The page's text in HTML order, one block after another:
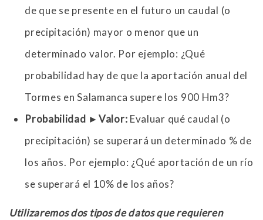
de que se presente en el futuro un caudal (o
precipitación) mayor o menor que un
determinado valor. Por ejemplo: ¿Qué
probabilidad hay de que la aportación anual del
Tormes en Salamanca supere los 900 Hm3?
Probabilidad ► Valor: Evaluar qué caudal (o
precipitación) se superará un determinado % de
los años. Por ejemplo: ¿Qué aportación de un río
se superará el 10% de los años?
Utilizaremos dos tipos de datos que requieren